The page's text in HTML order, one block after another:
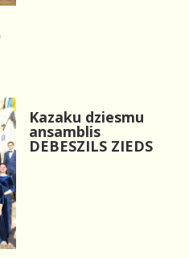
Kazaku dziesmu
ansamblis
DEBESZILS ZIEDS